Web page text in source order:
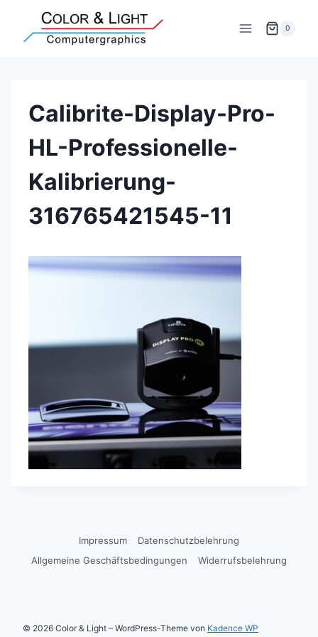
springen
0
Calibrite-Display-Pro-
HL-Professionelle-
Kalibrierung-
316765421545-11
Impressum
Datenschutzbelehrung
Allgemeine Geschäftsbedingungen
Widerrufsbelehrung
© 2026 Color & Light – WordPress-Theme von Kadence WP